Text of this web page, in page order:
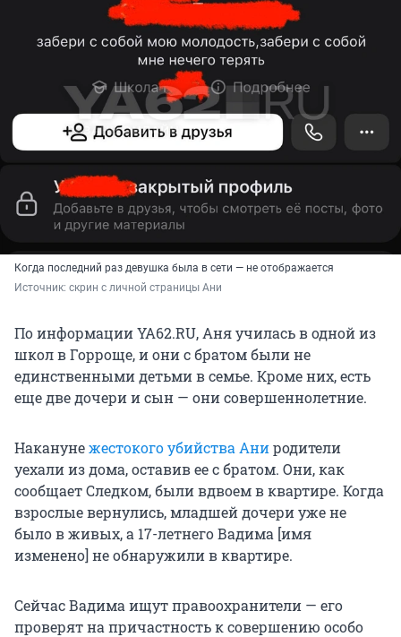
Когда последний раз девушка была в сети — не отображается
Источник: скрин с личной страницы Ани
По информации YA62.RU, Аня училась в одной из
школ в Горроще, и они с братом были не
единственными детьми в семье. Кроме них, есть
еще две дочери и сын — они совершеннолетние.
Наканунежестокого убийства Аниродители
уехали из дома, оставив ее с братом. Они, как
сообщает Следком, были вдвоем в квартире. Когда
взрослые вернулись, младшей дочери уже не
было в живых, а 17-летнего Вадима [имя
изменено] не обнаружили в квартире.
Сейчас Вадима ищут правоохранители — его
проверят на причастность к совершению особо